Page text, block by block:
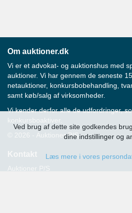
Ved brug af dette site godkendes
dine indstillinger og
Læs mere i vores
Om auktioner.dk
Vi er et advokat- og auktionshus med
auktioner. Vi har gennem de seneste
netauktioner, konkursbobehandling,
samt køb/salg af virksomheder.
Vi kender derfor alle de udfordringer,
konkursboaktiver.
© 2026 - Auktioner P/S
Kontakt
Auktioner P/S